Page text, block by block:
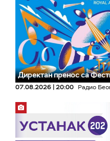
Директан пренос са
07.08.2026 | 20:00 Радио